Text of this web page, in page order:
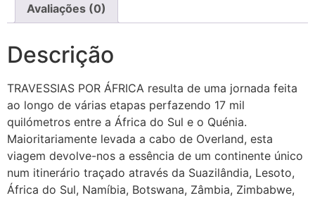
Avaliações (0)
Descrição
TRAVESSIAS POR ÁFRICA resulta de uma jornada feita
ao longo de várias etapas perfazendo 17 mil
quilómetros entre a África do Sul e o Quénia.
Maioritariamente levada a cabo de Overland, esta
viagem devolve-nos a essência de um continente único
num itinerário traçado através da Suazilândia, Lesoto,
África do Sul, Namíbia, Botswana, Zâmbia, Zimbabwe,